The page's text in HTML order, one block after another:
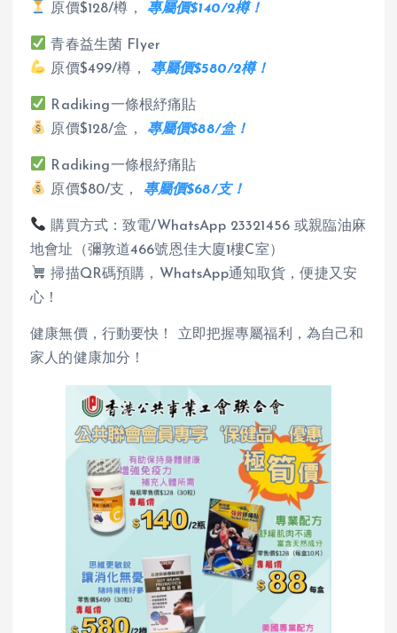
原價$128/樽， 專屬價$140/2樽！
青春益生菌 Flyer
原價$499/樽， 專屬價$580/2樽！
Radiking一條根紓痛貼
原價$128/盒， 專屬價$88/盒！
Radiking一條根紓痛貼
原價$80/支， 專屬價$68/支！
購買方式：致電/WhatsApp 23321456 或親臨油麻
地會址（彌敦道466號恩佳大廈1樓C室）
掃描QR碼預購，WhatsApp通知取貨，便捷又安
心！
健康無價，行動要快！ 立即把握專屬福利，為自己和
家人的健康加分！